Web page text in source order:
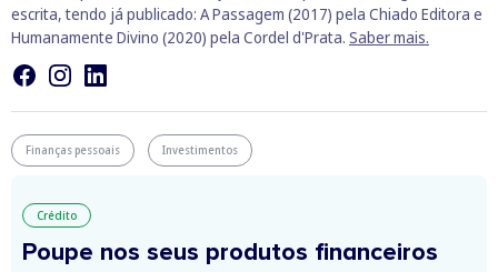
escrita, tendo já publicado: A Passagem (2017) pela Chiado Editora e
Humanamente Divino (2020) pela Cordel d'Prata. Saber mais.
Finanças pessoais Investimentos
Crédito
Poupe nos seus produtos financeiros